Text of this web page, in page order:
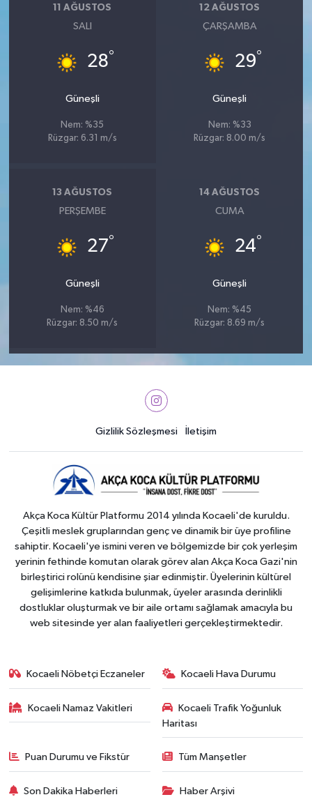
11 AĞUSTOS
SALI
28°
Güneşli
Nem: %35
Rüzgar: 6.31 m/s
12 AĞUSTOS
ÇARŞAMBA
29°
Güneşli
Nem: %33
Rüzgar: 8.00 m/s
13 AĞUSTOS
PERŞEMBE
27°
Güneşli
Nem: %46
Rüzgar: 8.50 m/s
14 AĞUSTOS
CUMA
24°
Güneşli
Nem: %45
Rüzgar: 8.69 m/s
Gizlilik Sözleşmesi İletişim
Akça Koca Kültür Platformu 2014 yılında Kocaeli'de kuruldu.
Çeşitli meslek gruplarından genç ve dinamik bir üye profiline
sahiptir. Kocaeli'ye ismini veren ve bölgemizde bir çok yerleşim
yerinin fethinde komutan olarak görev alan Akça Koca Gazi'nin
birleştirici rolünü kendisine şiar edinmiştir. Üyelerinin kültürel
gelişimlerine katkıda bulunmak, üyeler arasında derinlikli
dostluklar oluşturmak ve bir aile ortamı sağlamak amacıyla bu
web sitesinde yer alan faaliyetleri gerçekleştirmektedir.
Kocaeli Nöbetçi Eczaneler Kocaeli Hava Durumu
Kocaeli Namaz Vakitleri
Kocaeli Trafik Yoğunluk
Haritası
Puan Durumu ve Fikstür Tüm Manşetler
Son Dakika Haberleri Haber Arşivi